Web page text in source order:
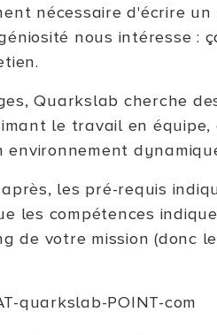
nécessaire d'écrire
nous intéresse :
Quarkslab cherche
le travail en
environnement
les pré-requis
les compétences
de votre mission (donc
quarkslab-POINT-com